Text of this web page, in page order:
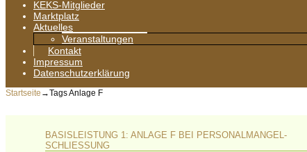
KEKS-Mitglieder
Marktplatz
Aktuelles
Veranstaltungen
Kontakt
Impressum
Datenschutzerklärung
Startseite →TagsAnlage F
BASISLEISTUNG 1: ANLAGE F BEI PERSONALMANGEL-
SCHLIESSUNG